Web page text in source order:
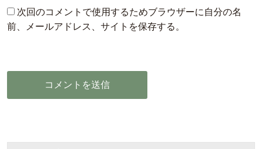
次回のコメントで使用するためブラウザーに自分の名
前、メールアドレス、サイトを保存する。